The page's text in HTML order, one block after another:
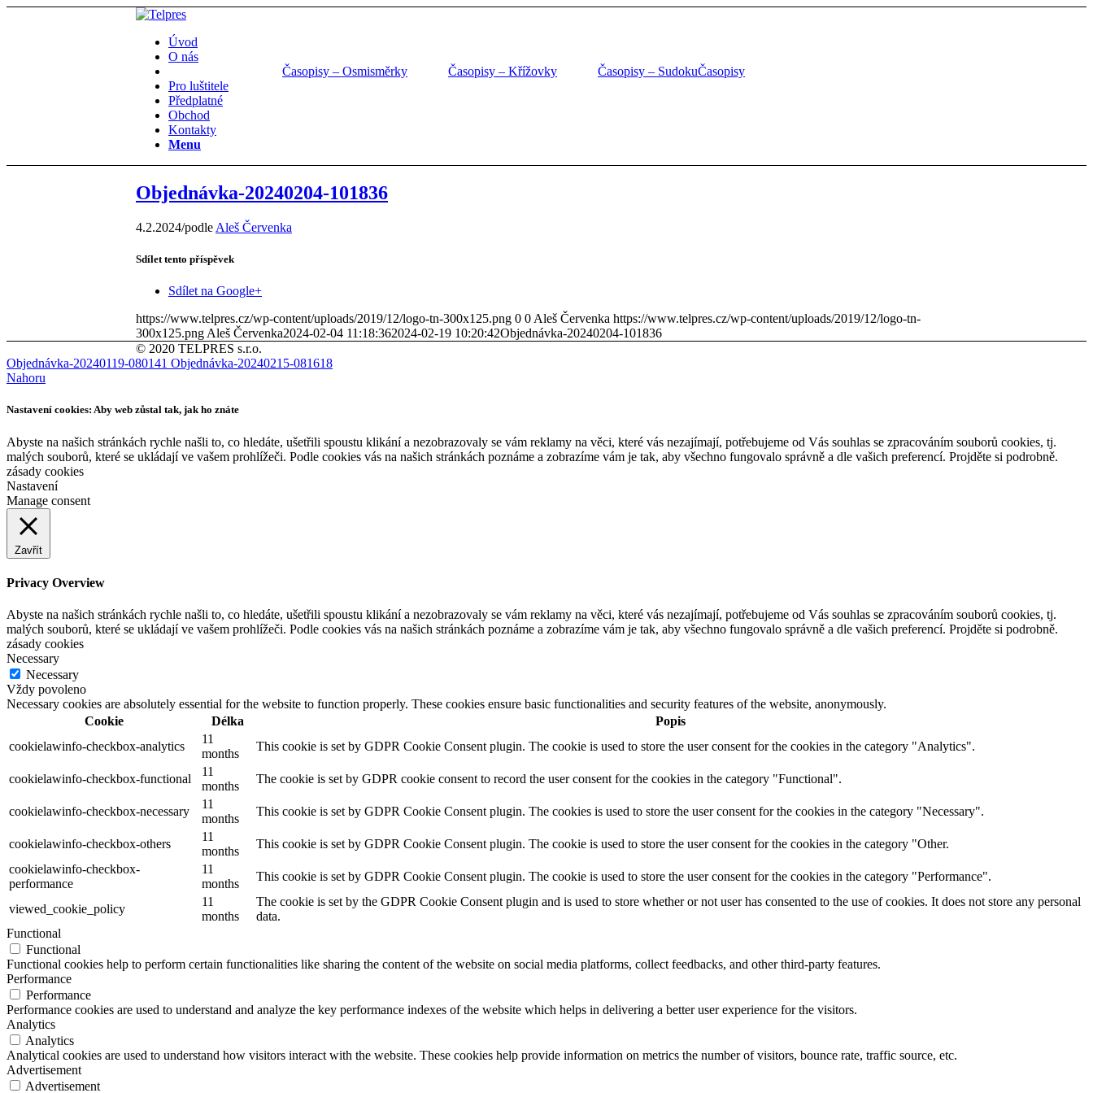
Úvod
O nás
Časopisy
Časopisy – Osmisměrky Časopisy – Křížovky
Časopisy – Sudoku
Pro luštitele
Předplatné
Obchod
Kontakty
Menu
Objednávka-20240204-101836
4.2.2024/podle Aleš Červenka
Sdílet tento příspěvek
Sdílet na Google+
https://www.telpres.cz/wp-content/uploads/2019/12/logo-tn-300x125.png 0 0 Aleš Červenka https://www.telpres.cz/wp-content/uploads/2019/12/logo-tn-
300x125.png Aleš Červenka2024-02-04 11:18:362024-02-19 10:20:42Objednávka-20240204-101836
© 2020 TELPRES s.r.o.
Objednávka-20240119-080141 Objednávka-20240215-081618
Nahoru
Nastavení cookies: Aby web zůstal tak, jak ho znáte
Abyste na našich stránkách rychle našli to, co hledáte, ušetřili spoustu klikání a nezobrazovaly se vám reklamy na věci, které vás nezajímají, potřebujeme od Vás souhlas se zpracováním souborů cookies, tj.
malých souborů, které se ukládají ve vašem prohlížeči. Podle cookies vás na našich stránkách poznáme a zobrazíme vám je tak, aby všechno fungovalo správně a dle vašich preferencí. Projděte si podrobně.
zásady cookies
Nastavení
Manage consent
Zavřít
Privacy Overview
Abyste na našich stránkách rychle našli to, co hledáte, ušetřili spoustu klikání a nezobrazovaly se vám reklamy na věci, které vás nezajímají, potřebujeme od Vás souhlas se zpracováním souborů cookies, tj.
malých souborů, které se ukládají ve vašem prohlížeči. Podle cookies vás na našich stránkách poznáme a zobrazíme vám je tak, aby všechno fungovalo správně a dle vašich preferencí. Projděte si podrobně.
zásady cookies
Necessary
Necessary
Vždy povoleno
Necessary cookies are absolutely essential for the website to function properly. These cookies ensure basic functionalities and security features of the website, anonymously.
Cookie
Délka
Popis
cookielawinfo-checkbox-analytics
11
months
This cookie is set by GDPR Cookie Consent plugin. The cookie is used to store the user consent for the cookies in the category "Analytics".
cookielawinfo-checkbox-functional
11
months
The cookie is set by GDPR cookie consent to record the user consent for the cookies in the category "Functional".
cookielawinfo-checkbox-necessary
11
months
This cookie is set by GDPR Cookie Consent plugin. The cookies is used to store the user consent for the cookies in the category "Necessary".
cookielawinfo-checkbox-others
11
months
This cookie is set by GDPR Cookie Consent plugin. The cookie is used to store the user consent for the cookies in the category "Other.
cookielawinfo-checkbox-
performance
11
months
This cookie is set by GDPR Cookie Consent plugin. The cookie is used to store the user consent for the cookies in the category "Performance".
viewed_cookie_policy
11
months
The cookie is set by the GDPR Cookie Consent plugin and is used to store whether or not user has consented to the use of cookies. It does not store any personal
data.
Functional
Functional
Functional cookies help to perform certain functionalities like sharing the content of the website on social media platforms, collect feedbacks, and other third-party features.
Performance
Performance
Performance cookies are used to understand and analyze the key performance indexes of the website which helps in delivering a better user experience for the visitors.
Analytics
Analytics
Analytical cookies are used to understand how visitors interact with the website. These cookies help provide information on metrics the number of visitors, bounce rate, traffic source, etc.
Advertisement
Advertisement